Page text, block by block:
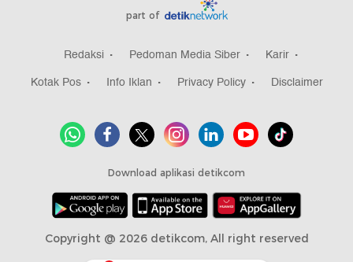
part of
Redaksi Pedoman Media Siber
Karir
Kotak Pos
Info Iklan Privacy Policy Disclaimer
Download aplikasi detikcom
Copyright @ 2026 detikcom, All right reserved